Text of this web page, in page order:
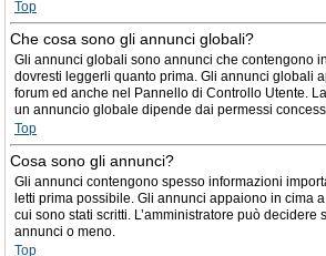
Top
Che cosa sono gli annunci globali?
Gli annunci globali sono annunci che contengono
dovresti leggerli quanto prima. Gli annunci globali
forum ed anche nel Pannello di Controllo Utente.
un annuncio globale dipende dai permessi
Top
Cosa sono gli annunci?
Gli annunci contengono spesso informazioni
letti prima possibile. Gli annunci appaiono in cima
cui sono stati scritti. L’amministratore può decidere
annunci o meno.
Top